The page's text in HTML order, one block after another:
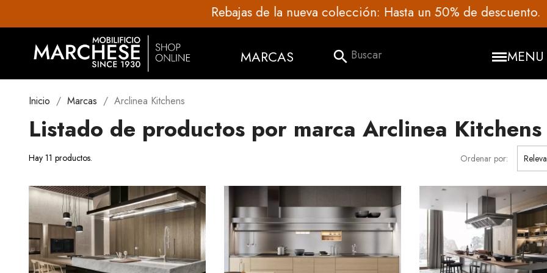
Recibe de inmediato tu presupuesto personalizado.
MARCAS search MENU
Inicio Marcas Arclinea Kitchens
Listado de productos por marca Arclinea Kitchens
Hay 11 productos. Ordenar por: